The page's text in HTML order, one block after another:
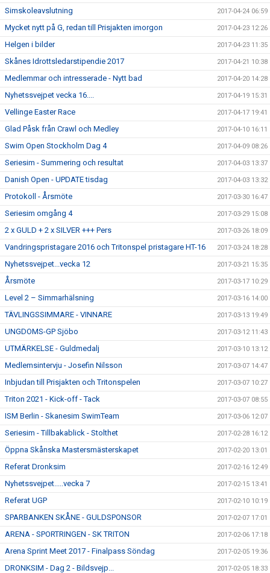
Simskoleavslutning 2017-04-24 06:59
Mycket nytt på G, redan till Prisjakten imorgon 2017-04-23 12:26
Helgen i bilder 2017-04-23 11:35
Skånes Idrottsledarstipendie 2017 2017-04-21 10:38
Medlemmar och intresserade - Nytt bad 2017-04-20 14:28
Nyhetssvejpet vecka 16.... 2017-04-19 15:31
Vellinge Easter Race 2017-04-17 19:41
Glad Påsk från Crawl och Medley 2017-04-10 16:11
Swim Open Stockholm Dag 4 2017-04-09 08:26
Seriesim - Summering och resultat 2017-04-03 13:37
Danish Open - UPDATE tisdag 2017-04-03 13:32
Protokoll - Årsmöte 2017-03-30 16:47
Seriesim omgång 4 2017-03-29 15:08
2 x GULD + 2 x SILVER +++ Pers 2017-03-26 18:09
Vandringspristagare 2016 och Tritonspel pristagare HT-16 2017-03-24 18:28
Nyhetssvejpet...vecka 12 2017-03-21 15:35
Årsmöte 2017-03-17 10:29
Level 2 – Simmarhälsning 2017-03-16 14:00
TÄVLINGSSIMMARE - VINNARE 2017-03-13 19:49
UNGDOMS-GP Sjöbo 2017-03-12 11:43
UTMÄRKELSE - Guldmedalj 2017-03-10 13:12
Medlemsintervju - Josefin Nilsson 2017-03-07 14:47
Inbjudan till Prisjakten och Tritonspelen 2017-03-07 10:27
Triton 2021 - Kick-off - Tack 2017-03-07 08:55
ISM Berlin - Skanesim SwimTeam 2017-03-06 12:07
Seriesim - Tillbakablick - Stolthet 2017-02-28 16:12
Öppna Skånska Mastersmästerskapet 2017-02-20 13:01
Referat Dronksim 2017-02-16 12:49
Nyhetssvejpet.....vecka 7 2017-02-15 13:41
Referat UGP 2017-02-10 10:19
SPARBANKEN SKÅNE - GULDSPONSOR 2017-02-07 17:01
ARENA - SPORTRINGEN - SK TRITON 2017-02-06 17:18
Arena Sprint Meet 2017 - Finalpass Söndag 2017-02-05 19:36
DRONKSIM - Dag 2 - Bildsvejp... 2017-02-05 18:33